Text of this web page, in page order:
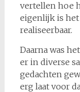
vertellen hoe
eigenlijk is
realiseerbaar.
Daarna was
er in diverse
gedachten
erg laat voor